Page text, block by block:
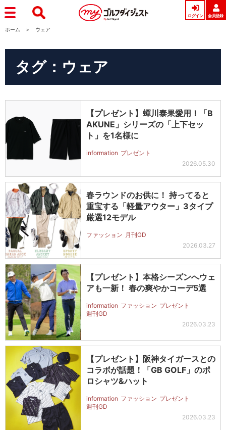
ログイン 会員登録
ホーム ウェア
タグ：ウェア
【プレゼント】蟬川泰果愛用！「B
AKUNE」シリーズの「上下セッ
ト」を1名様に
information プレゼント
2026.05.30
春ラウンドのお供に！ 持ってると
重宝する「軽量アウター」3タイプ
厳選12モデル
ファッション 月刊GD
2026.03.27
【プレゼント】本格シーズンへウェ
アも一新！ 春の爽やかコーデ5選
information ファッション プレゼント
週刊GD
2026.03.23
【プレゼント】阪神タイガースとの
コラボが話題！「GB GOLF」のポ
ロシャツ&ハット
information ファッション プレゼント
週刊GD
2026.03.23